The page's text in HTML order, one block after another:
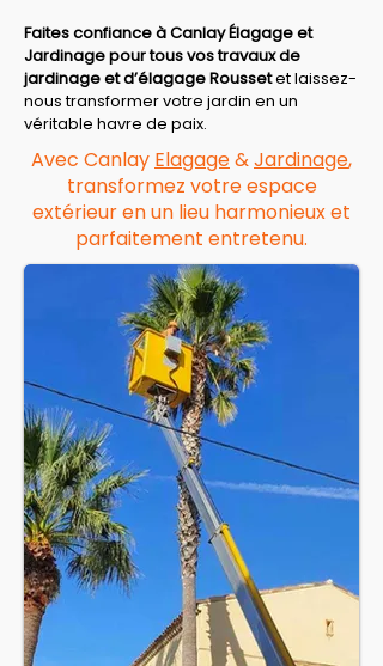
Faites confiance à Canlay Élagage et
Jardinage pour tous vos travaux de
jardinage et d’élagage Rousset et laissez-
nous transformer votre jardin en un
véritable havre de paix.
Avec Canlay Elagage&Jardinage,
transformez votre espace
extérieur en un lieu harmonieux et
parfaitement entretenu.